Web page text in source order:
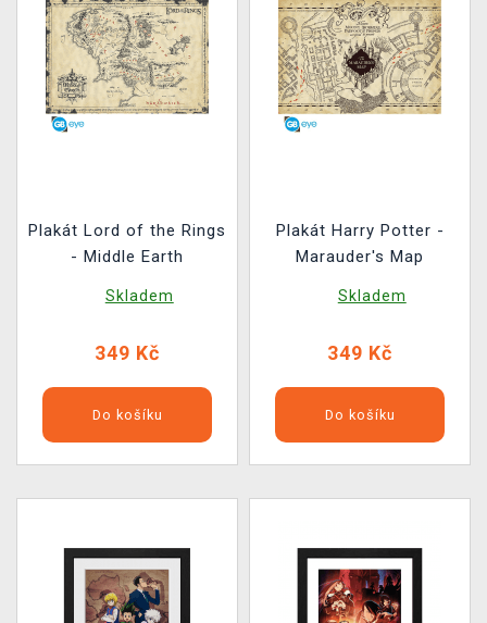
Plakát Lord of the Rings
- Middle Earth
Skladem
349 Kč
Do košíku
Plakát Harry Potter -
Marauder's Map
Skladem
349 Kč
Do košíku